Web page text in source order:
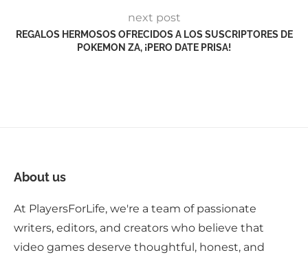
next post
REGALOS HERMOSOS OFRECIDOS A LOS SUSCRIPTORES DE
POKEMON ZA, ¡PERO DATE PRISA!
About us
At PlayersForLife, we're a team of passionate
writers, editors, and creators who believe that
video games deserve thoughtful, honest, and